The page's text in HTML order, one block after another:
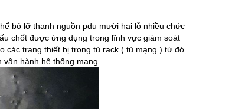
bỏ lỡ thanh nguồn pdu mười hai lỗ nhiều chức
chốt được ứng dụng trong lĩnh vực giám soát
các trang thiết bị trong tủ rack ( tủ mạng ) từ đó
hành hệ thống mạng.